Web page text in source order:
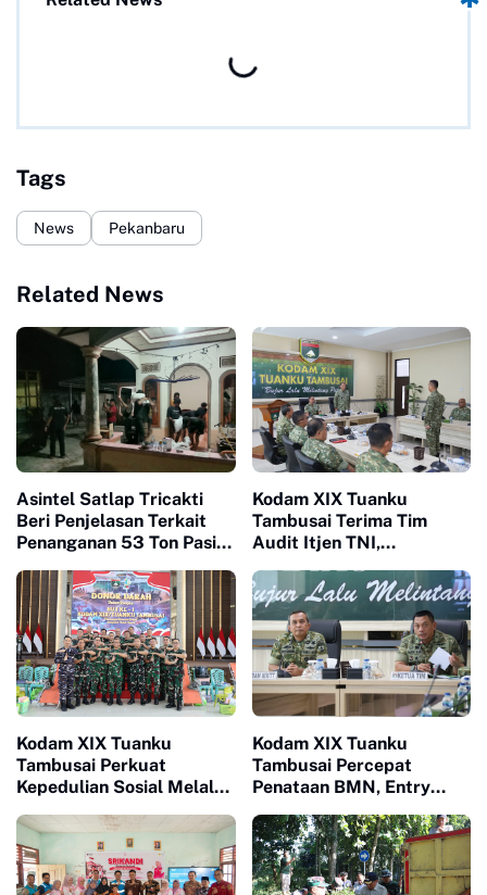
Tags
News Pekanbaru
Related News
Asintel Satlap Tricakti
Beri Penjelasan Terkait
Penanganan 53 Ton Pasir
Kodam XIX Tuanku
Tambusai Terima Tim
Audit Itjen TNI,
Akuntabilitas Jadi Fokus
Utama
Kodam XIX Tuanku
Tambusai Perkuat
Kepedulian Sosial Melalui
Kodam XIX Tuanku
Tambusai Percepat
Penataan BMN, Entry
Fokus Validasi dan
Akuntabilitas Aset